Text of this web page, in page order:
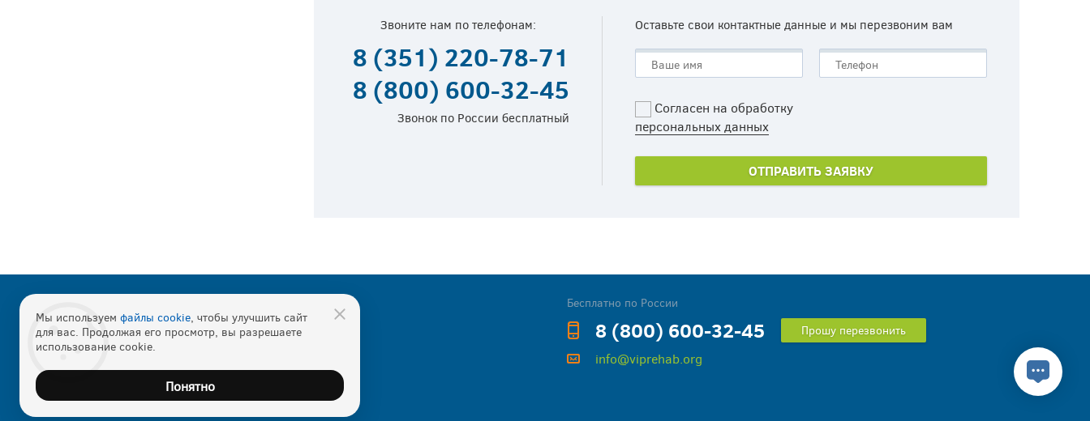
Звоните нам по телефонам:
8 (351) 220-78-71
8 (800) 600-32-45
Звонок по России бесплатный
Оставьте свои контактные данные и мы перезвоним вам
Согласен на обработку
персональных данных
© 2026 "Аист"
Наркологический реабилитационный центр
Карта сайта
Бесплатно по России
8 (800) 600-32-45
info@viprehab.org
Прошу перезвонить
Мы используем файлы cookie, чтобы улучшить сайт
для вас. Продолжая его просмотр, вы разрешаете
использование cookie.
Понятно